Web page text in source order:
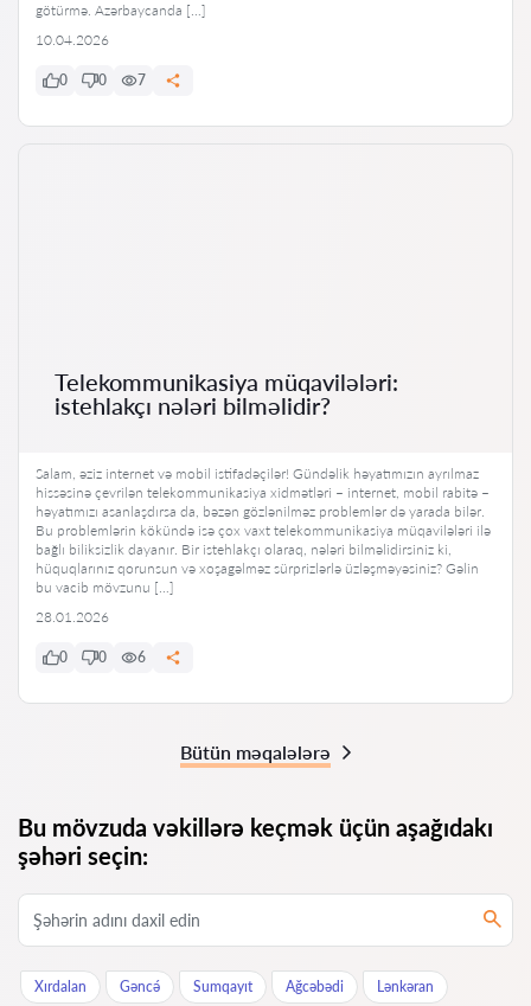
götürmə. Azərbaycanda […]
10.04.2026
0 0 7
Telekommunikasiya müqavilələri:
istehlakçı nələri bilməlidir?
Salam, əziz internet və mobil istifadəçilər! Gündəlik həyatımızın ayrılmaz
hissəsinə çevrilən telekommunikasiya xidmətləri – internet, mobil rabitə –
həyatımızı asanlaşdırsa da, bəzən gözlənilməz problemlər də yarada bilər.
Bu problemlərin kökündə isə çox vaxt telekommunikasiya müqavilələri ilə
bağlı biliksizlik dayanır. Bir istehlakçı olaraq, nələri bilməlidirsiniz ki,
hüquqlarınız qorunsun və xoşagəlməz sürprizlərlə üzləşməyəsiniz? Gəlin
bu vacib mövzunu […]
28.01.2026
0 0 6
Bütün məqalələrə
Bu mövzuda vəkillərə keçmək üçün aşağıdakı
şəhəri seçin:
Xırdalan Gəncə́ Sumqayıt Ağcəbədi Lənkəran